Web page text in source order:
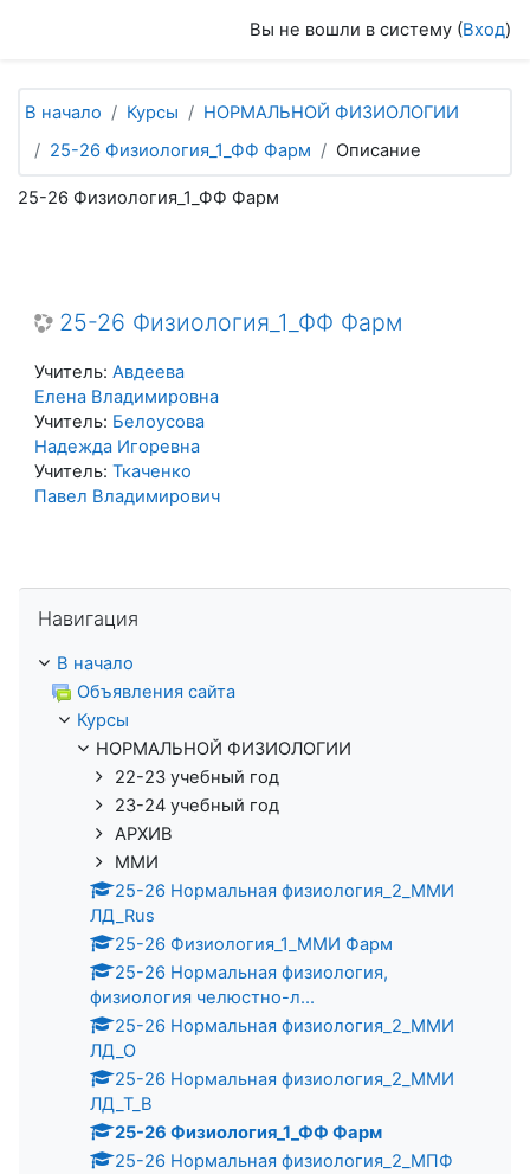
Вы не вошли в систему (Вход)
В начало Курсы
НОРМАЛЬНОЙ ФИЗИОЛОГИИ
25-26 Физиология_1_ФФ Фарм
Описание
25-26 Физиология_1_ФФ Фарм
25-26 Физиология_1_ФФ Фарм
Учитель: Авдеева
Елена Владимировна
Учитель: Белоусова
Надежда Игоревна
Учитель: Ткаченко
Павел Владимирович
Навигация
В начало
Объявления сайта
Курсы
НОРМАЛЬНОЙ ФИЗИОЛОГИИ
22-23 учебный год
23-24 учебный год
АРХИВ
ММИ
25-26 Нормальная физиология_2_ММИ
ЛД_Rus
25-26 Физиология_1_ММИ Фарм
25-26 Нормальная физиология,
физиология челюстно-л...
25-26 Нормальная физиология_2_ММИ
ЛД_О
25-26 Нормальная физиология_2_ММИ
ЛД_Т_В
25-26 Физиология_1_ФФ Фарм
25-26 Нормальная физиология_2_МПФ